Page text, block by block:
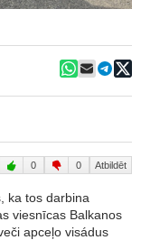
0 0 Atbildēt
ka tos darbina
viesnīcas Balkanos
apceļo visádus